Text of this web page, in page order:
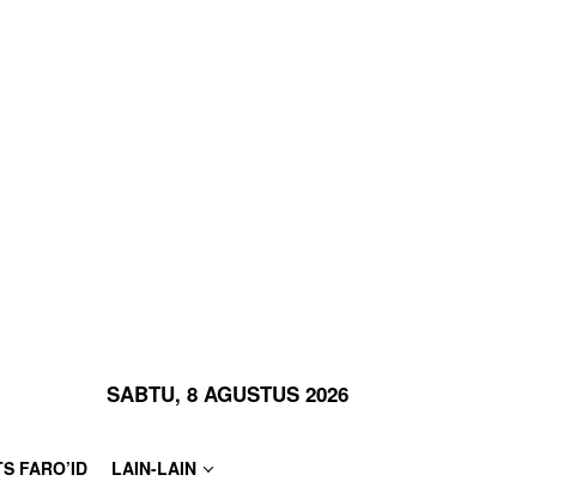
SABTU, 8 AGUSTUS 2026
FARO’ID LAIN-LAIN